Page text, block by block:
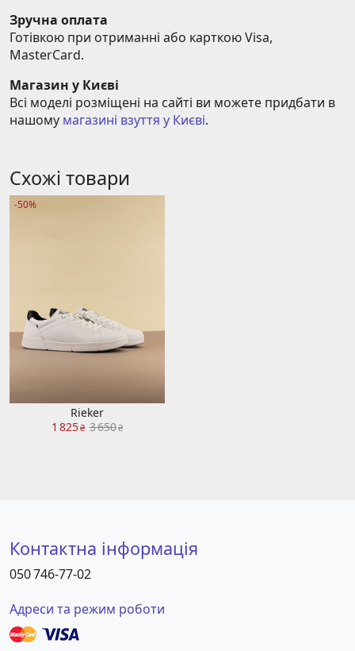
Зручна оплата
Готівкою при отриманні або карткою Visa,
MasterCard.
Магазин у Києві
Всі моделі розміщені на сайті ви можете придбати в
нашому магазині взуття у Києві.
Схожі товари
-50%
Rieker
1 825₴ 3 650₴
Контактна інформація
050 746-77-02
Адреси та режим роботи